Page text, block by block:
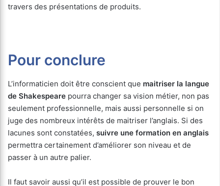
travers des présentations de produits.
Pour conclure
L’informaticien doit être conscient que maitriser la langue
de Shakespeare pourra changer sa vision métier, non pas
seulement professionnelle, mais aussi personnelle si on
juge des nombreux intérêts de maitriser l’anglais. Si des
lacunes sont constatées, suivre une formation en anglais
permettra certainement d’améliorer son niveau et de
passer à un autre palier.
Il faut savoir aussi qu’il est possible de prouver le bon